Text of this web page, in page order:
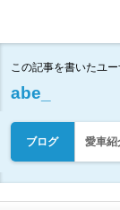
この記事を書いたユー
abe_
ブログ 愛車紹